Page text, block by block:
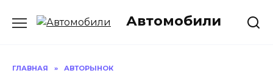
Автомобили
ГЛАВНАЯ » АВТОРЫНОК